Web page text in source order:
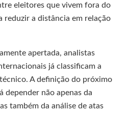
eleitores que vivem fora do
reduzir a distância em relação
apertada, analistas
já classificam a
A definição do próximo
depender não apenas da
também da análise de atas